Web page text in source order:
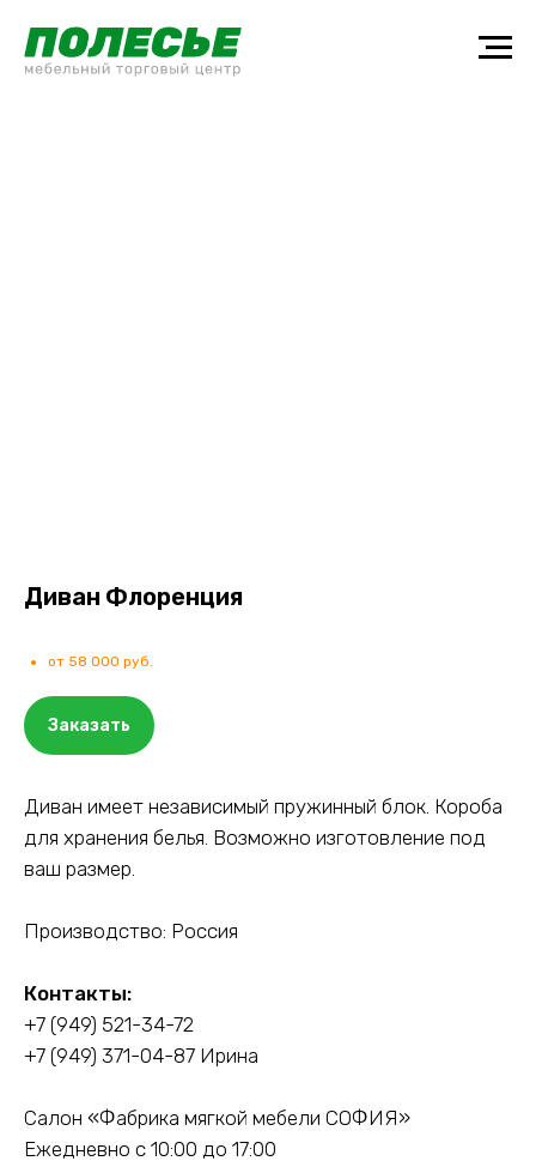
Диван Флоренция
от 58 000 руб.
Заказать
Диван имеет независимый пружинный блок. Короба
для хранения белья. Возможно изготовление под
ваш размер.
Производство: Россия
Контакты:
+7 (949) 521-34-72
+7 (949) 371-04-87 Ирина
Салон «Фабрика мягкой мебели СОФИЯ»
Ежедневно с 10:00 до 17:00